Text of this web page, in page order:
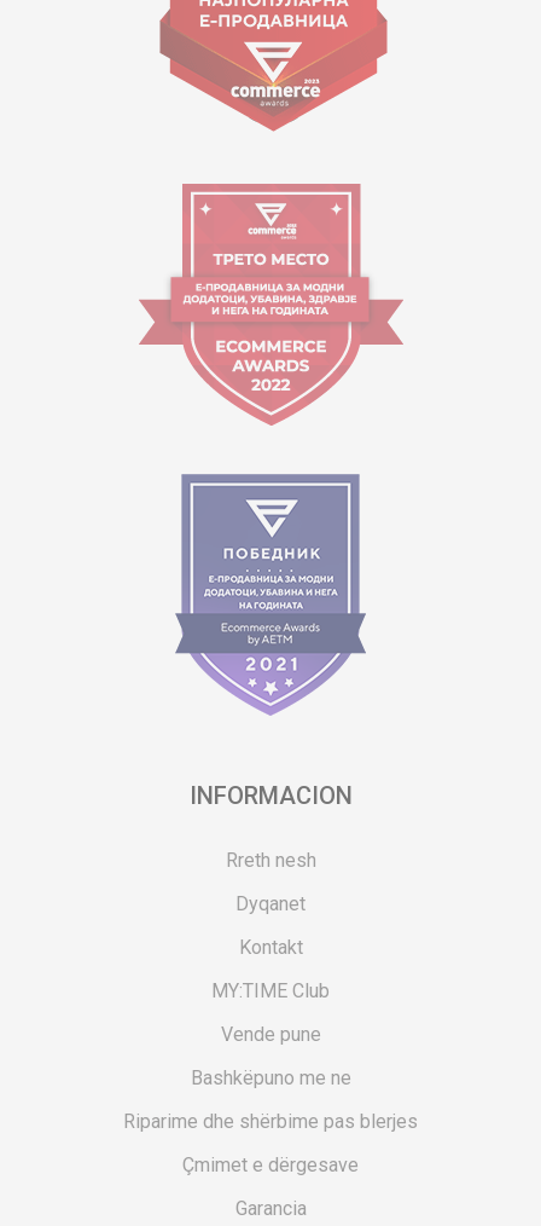
Orari i punës:
09:00 - 17:00
INFORMACION
Rreth nesh
Dyqanet
Kontakt
MY:TIME Club
Vende pune
Bashkëpuno me ne
Riparime dhe shërbime pas blerjes
Çmimet e dërgesave
Garancia